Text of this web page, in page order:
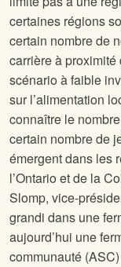
certaines régions
certain nombre de
carrière à proximité
scénario à faible
sur l’alimentation
connaître le
certain nombre de
émergent dans les
l’Ontario et de la
Slomp, vice-
grandi dans une
aujourd’hui une
communauté